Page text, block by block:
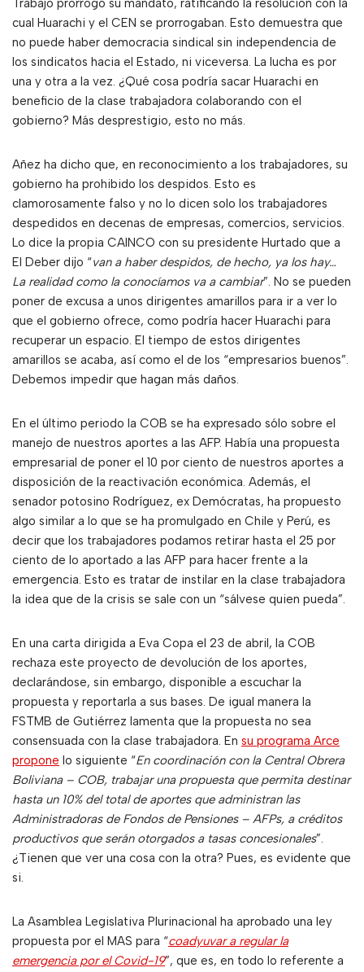
Trabajo prorrogó su mandato, ratificando la resolución con la
cual Huarachi y el CEN se prorrogaban. Esto demuestra que
no puede haber democracia sindical sin independencia de
los sindicatos hacia el Estado, ni viceversa. La lucha es por
una y otra a la vez. ¿Qué cosa podría sacar Huarachi en
beneficio de la clase trabajadora colaborando con el
gobierno? Más desprestigio, esto no más.
Añez ha dicho que, en reconocimiento a los trabajadores, su
gobierno ha prohibido los despidos. Esto es
clamorosamente falso y no lo dicen solo los trabajadores
despedidos en decenas de empresas, comercios, servicios.
Lo dice la propia CAINCO con su presidente Hurtado que a
El Deber dijo “van a haber despidos, de hecho, ya los hay…
La realidad como la conocíamos va a cambiar”. No se pueden
poner de excusa a unos dirigentes amarillos para ir a ver lo
que el gobierno ofrece, como podría hacer Huarachi para
recuperar un espacio. El tiempo de estos dirigentes
amarillos se acaba, así como el de los “empresarios buenos”.
Debemos impedir que hagan más daños.
En el último periodo la COB se ha expresado sólo sobre el
manejo de nuestros aportes a las AFP. Había una propuesta
empresarial de poner el 10 por ciento de nuestros aportes a
disposición de la reactivación económica. Además, el
senador potosino Rodríguez, ex Demócratas, ha propuesto
algo similar a lo que se ha promulgado en Chile y Perú, es
decir que los trabajadores podamos retirar hasta el 25 por
ciento de lo aportado a las AFP para hacer frente a la
emergencia. Esto es tratar de instilar en la clase trabajadora
la idea que de la crisis se sale con un “sálvese quien pueda”.
En una carta dirigida a Eva Copa el 23 de abril, la COB
rechaza este proyecto de devolución de los aportes,
declarándose, sin embargo, disponible a escuchar la
propuesta y reportarla a sus bases. De igual manera la
FSTMB de Gutiérrez lamenta que la propuesta no sea
consensuada con la clase trabajadora. En su programa Arce
propone lo siguiente “En coordinación con la Central Obrera
Boliviana – COB, trabajar una propuesta que permita destinar
hasta un 10% del total de aportes que administran las
Administradoras de Fondos de Pensiones – AFPs, a créditos
productivos que serán otorgados a tasas concesionales”.
¿Tienen que ver una cosa con la otra? Pues, es evidente que
si.
La Asamblea Legislativa Plurinacional ha aprobado una ley
propuesta por el MAS para “coadyuvar a regular la
emergencia por el Covid-19”, que es, en todo lo referente a